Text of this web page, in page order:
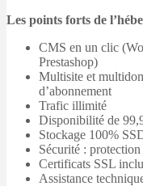
Les points forts de
CMS en un clic
Prestashop)
Multisite et
d’abonnement
Trafic illimité
Disponibilité de
Stockage 100%
Sécurité :
Certificats SSL
Assistance